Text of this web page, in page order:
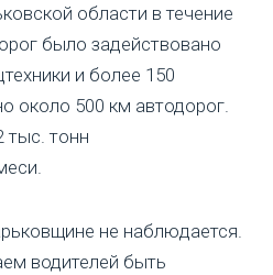
области в течение
было задействовано
и более 150
около 500 км автодорог.
тыс. тонн
не наблюдается.
водителей быть